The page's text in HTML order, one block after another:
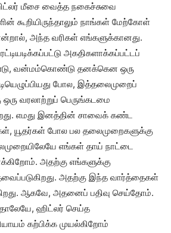
மீசை வைத்த நகைச்சுவை
கூறியிருந்தாலும் நாங்கள் மேற்கோள்
அந்த வரிகள் எங்களுக்கானது.
அகதிகளாக்கப்பட்டப்
வன்மம்கொண்டு தனக்கென ஒரு
போல, இத்தலைமுறைப்
வரலாற்றுப் பெருங்கடமை
எமது இனத்தின் சாவைக் கண்ட
யூதர்கள் போல பல தலைமுறைகளுக்கு
எங்கள் தாய் நாட்டை
அதற்கு எங்களுக்கு
அதற்கு இந்த வார்த்தைகள்
ஆகவே, அதனைப் பதிவு செய்தோம்.
ஹிட்லர் செய்த
கற்பிக்க முயல்கிறோம்